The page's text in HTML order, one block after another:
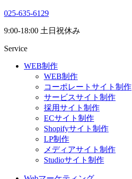
025-635-6129
9:00-18:00 土日祝休み
Service
WEB制作
WEB制作
コーポレートサイト制作
サービスサイト制作
採用サイト制作
ECサイト制作
Shopifyサイト制作
LP制作
メディアサイト制作
Studioサイト制作